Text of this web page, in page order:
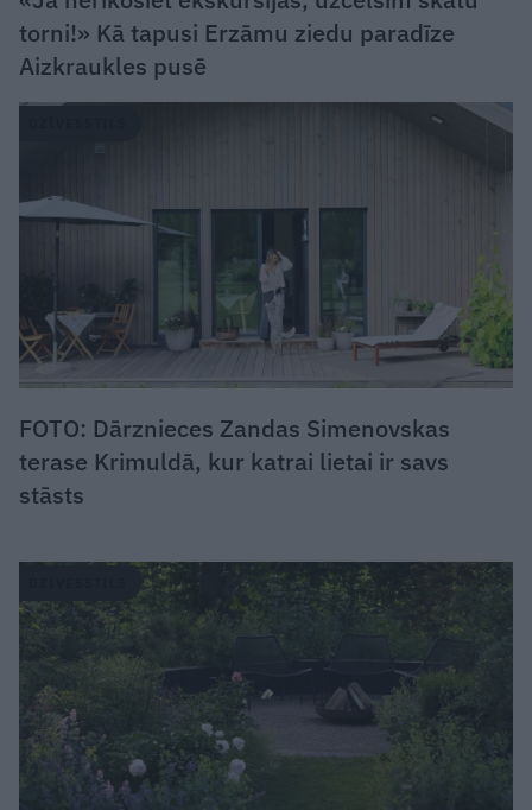
torni!» Kā tapusi Erzāmu ziedu paradīze
Aizkraukles pusē
FOTO: Dārznieces Zandas Simenovskas
terase Krimuldā, kur katrai lietai ir savs
stāsts